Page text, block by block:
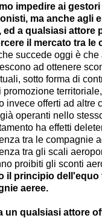
impedire ai
ma anche agli
ed a qualsiasi attore
il mercato tra le
succede oggi è
ad ottenere
sotto forma di
promozione
invece offerti ad altre
operanti nello
ha effetti
tra le compagnie
tra gli scali
proibiti gli sconti
il principio dell'equo
aeree.
un qualsiasi attore